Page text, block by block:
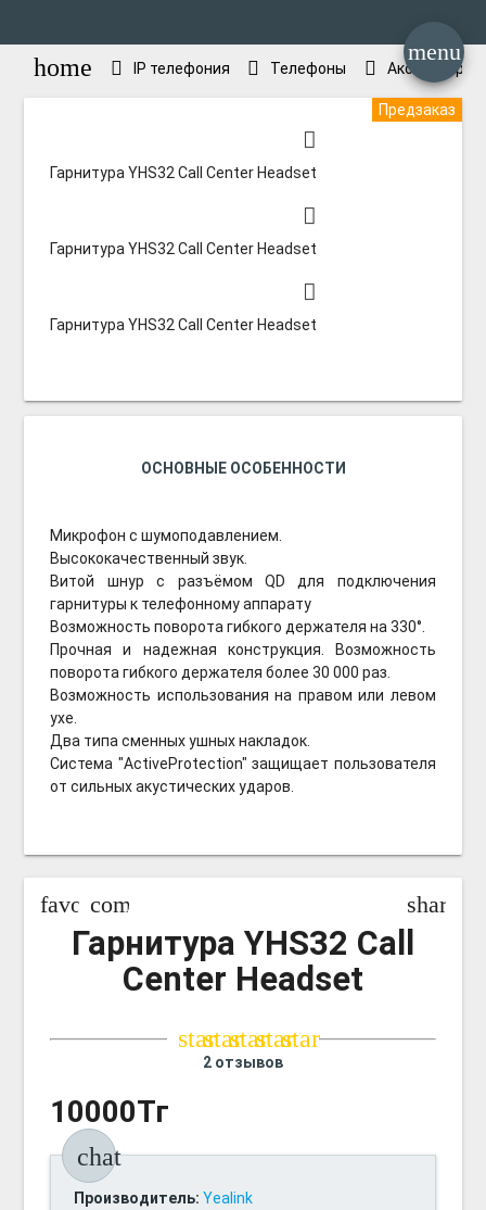
menu
home IP телефония Телефоны Аксессуары
Предзаказ
Гарнитура YHS32 Call Center Headset
Гарнитура YHS32 Call Center Headset
Гарнитура YHS32 Call Center Headset
ОСНОВНЫЕ ОСОБЕННОСТИ
Микрофон с шумоподавлением.
Высококачественный звук.
Витой шнур с разъёмом QD для подключения
гарнитуры к телефонному аппарату
Возможность поворота гибкого держателя на 330°.
Прочная и надежная конструкция. Возможность
поворота гибкого держателя более 30 000 раз.
Возможность использования на правом или левом
ухе.
Два типа сменных ушных накладок.
Система "ActiveProtection" защищает пользователя
от сильных акустических ударов.
favorite_border
compare_arrows share
Гарнитура YHS32 Call
Center Headset
starstarstarstarstar
2 отзывов
10000Тг
chat
Производитель: Yealink